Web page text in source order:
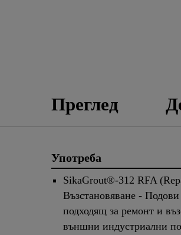
Преглед
Употреба
SikaGrout®-312 RFA
Възстановяване -
подходящ за ремонт и
външни индустриални